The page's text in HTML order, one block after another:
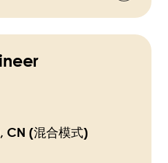
(混合模式)